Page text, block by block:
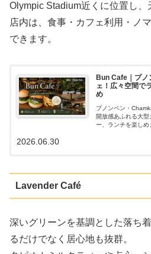
Olympic Stadium近くに位置し、
店内は、食事・カフェ利用・ノ
できます。
Bun Cafe｜プノ
ェ！広々空間で
め
プノンペン・
開放感あふれる大
ー、ランチを楽し
2026.06.30
Lavender Café
深いグリーンを基調とした落ち
るだけでなく居心地も抜群。